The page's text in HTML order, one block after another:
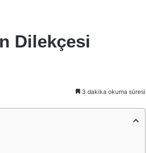
Dilekçesi
3 dakika okuma süresi